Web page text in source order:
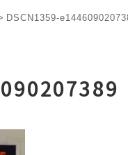
DSCN1359-